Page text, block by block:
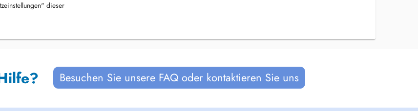
dieser
Besuchen Sie unsere FAQ oder kontaktieren Sie uns